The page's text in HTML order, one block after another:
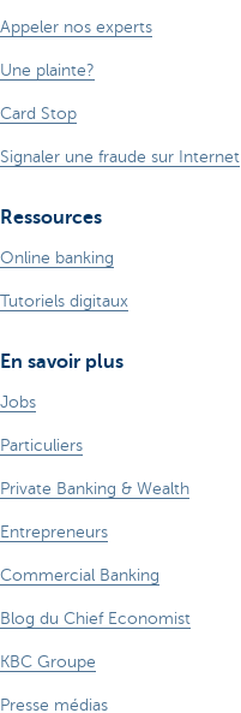
Appeler nos experts
Une plainte?
Card Stop
Signaler une fraude sur Internet
Ressources
Online banking
Tutoriels digitaux
En savoir plus
Jobs
Particuliers
Private Banking & Wealth
Entrepreneurs
Commercial Banking
Blog du Chief Economist
KBC Groupe
Presse médias